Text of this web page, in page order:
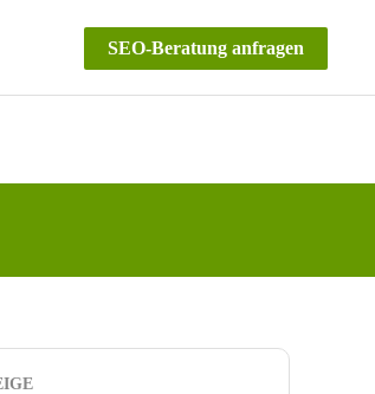
SEO-Beratung anfragen